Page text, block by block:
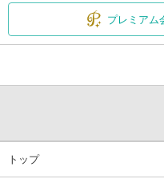
プレミアム
トップ